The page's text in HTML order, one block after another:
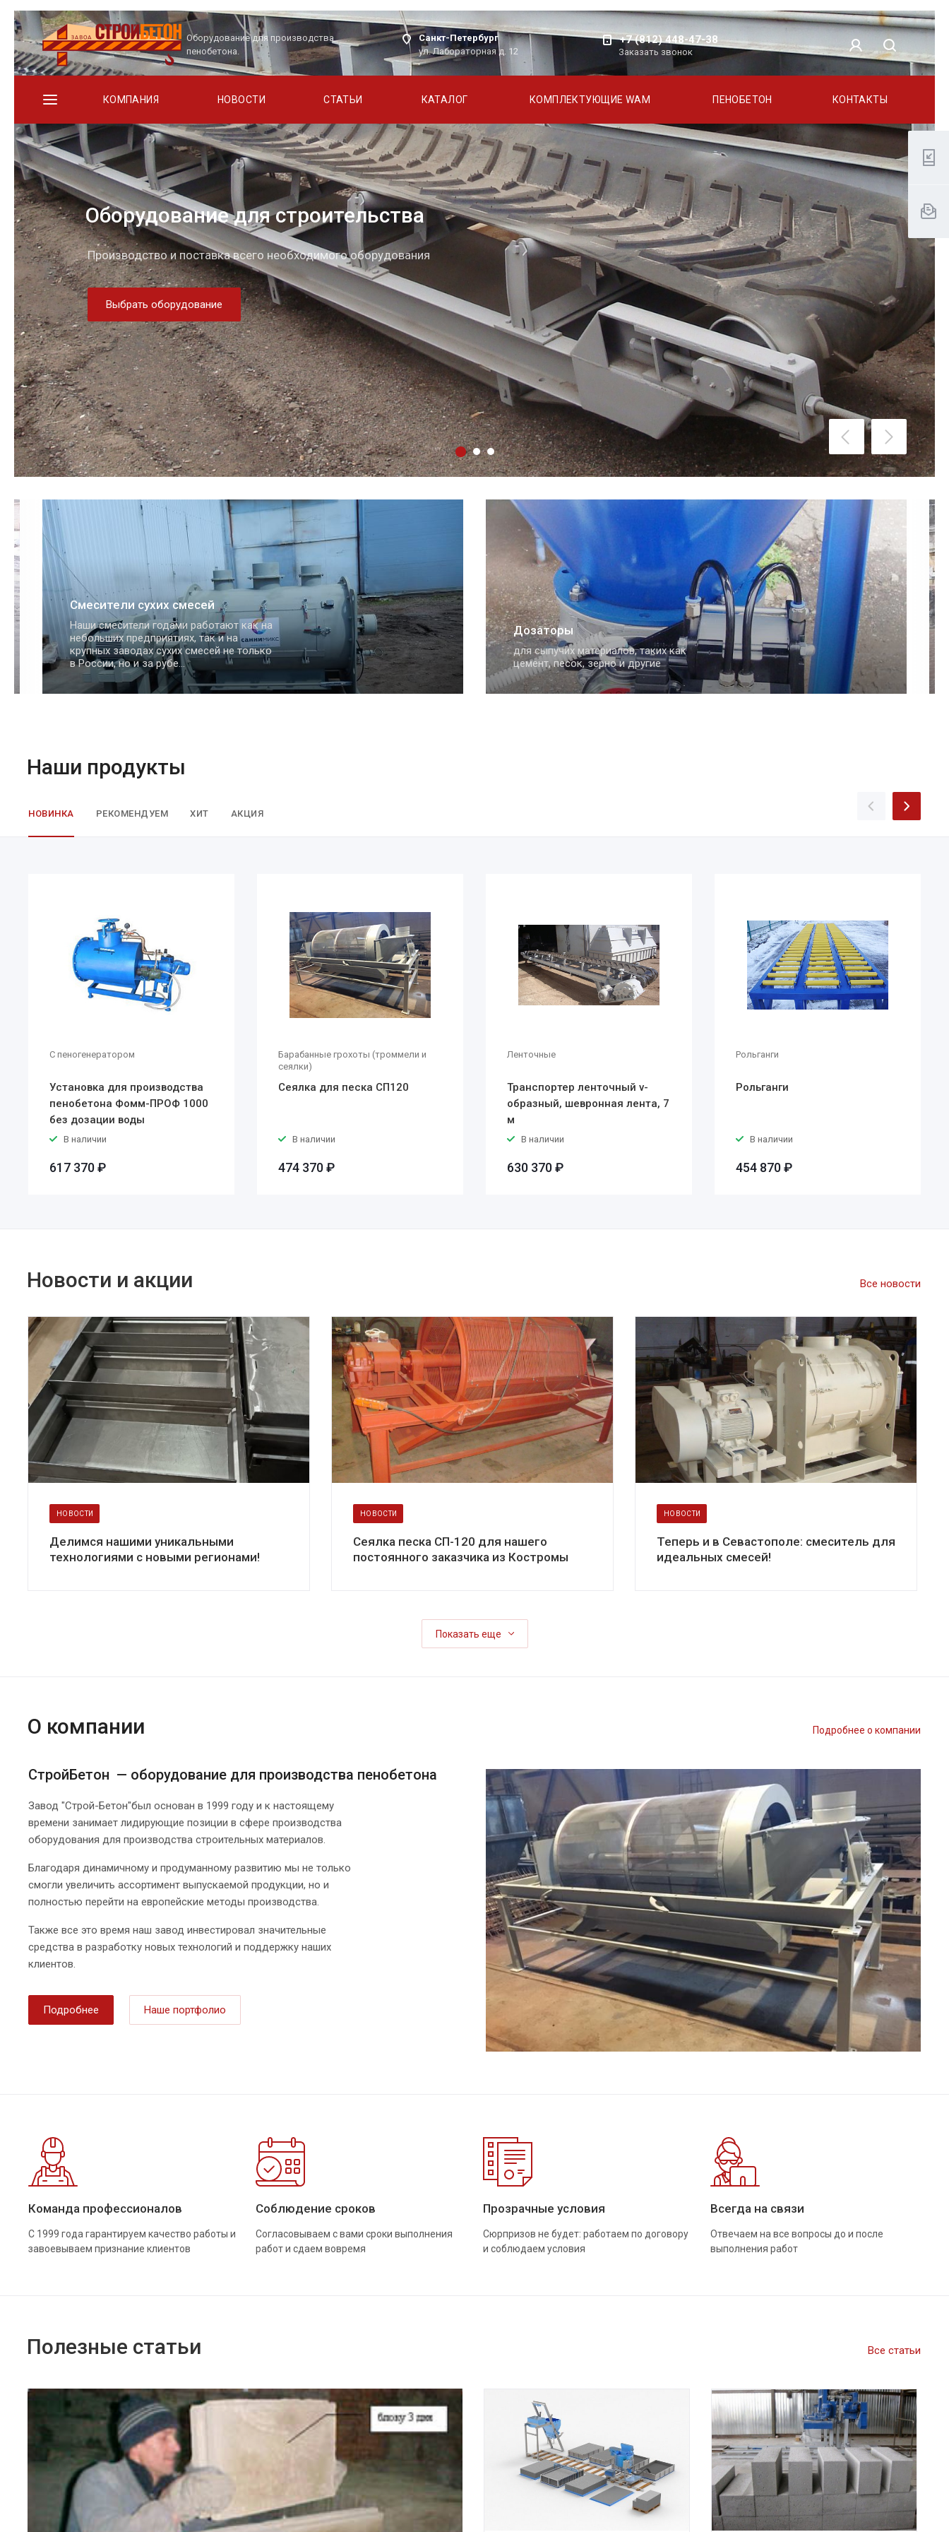
Оборудование для производства
пенобетона.
Санкт-Петербург
ул. Лабораторная д. 12
+7 (812) 448-47-38
Заказать звонок
КОМПАНИЯ НОВОСТИ СТАТЬИ КАТАЛОГ КОМПЛЕКТУЮЩИЕ WAM ПЕНОБЕТОН КОНТАКТЫ
Оборудование для строительства
Производство и поставка всего необходимого оборудования
Выбрать оборудование
Дозаторы
для сыпучих материалов, таких как
цемент, песок, зерно и другие
Грохоты
позволяют рассеивать песок или
щебень на фракции
Наши продукты
НОВИНКА РЕКОМЕНДУЕМ ХИТ АКЦИЯ
С пеногенератором
Установка для производства
пенобетона Фомм-ПРОФ 1000
без дозации воды
В наличии
617 370 ₽
Барабанные грохоты (троммели и
сеялки)
Сеялка для песка СП120
В наличии
474 370 ₽
Ленточные
Транспортер ленточный v-
образный, шевронная лента, 7
м
В наличии
630 370 ₽
Рольганги
Рольганги
В наличии
454 870 ₽
Все новости
Новости и акции
НОВОСТИ
Делимся нашими уникальными
технологиями с новыми регионами!
НОВОСТИ
Сеялка песка СП-120 для нашего
постоянного заказчика из Костромы
НОВОСТИ
Теперь и в Севастополе: смеситель для
идеальных смесей!
Показать еще
О компании Подробнее о компании
СтройБетон — оборудование для производства пенобетона
Завод "Строй-Бетон"был основан в 1999 году и к настоящему
времени занимает лидирующие позиции в сфере производства
оборудования для производства строительных материалов.
Благодаря динамичному и продуманному развитию мы не только
смогли увеличить ассортимент выпускаемой продукции, но и
полностью перейти на европейские методы производства.
Также все это время наш завод инвестировал значительные
средства в разработку новых технологий и поддержку наших
клиентов.
Подробнее Наше портфолио
Команда профессионалов
С 1999 года гарантируем качество работы и
завоевываем признание клиентов
Соблюдение сроков
Согласовываем с вами сроки выполнения
работ и сдаем вовремя
Прозрачные условия
Сюрпризов не будет: работаем по договору
и соблюдаем условия
Всегда на связи
Отвечаем на все вопросы до и после
выполнения работ
Все статьи
Полезные статьи